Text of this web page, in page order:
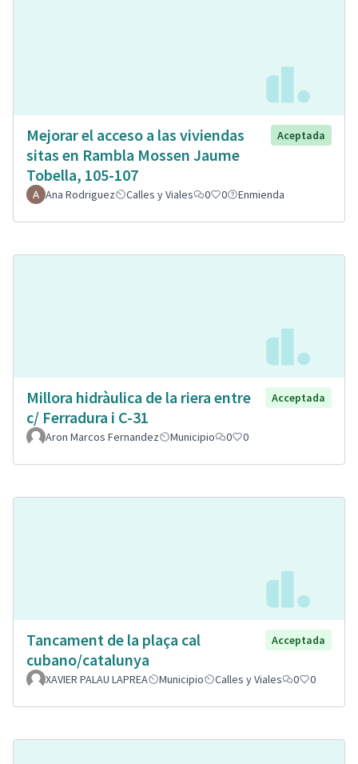
Mejorar el acceso a las viviendas
sitas en Rambla Mossen Jaume
Tobella, 105-107
Aceptada
Ana Rodriguez Calles y Viales 0 0 Enmienda
Millora hidràulica de la riera entre
c/ Ferradura i C-31
Acceptada
Aron Marcos Fernandez Municipio 0 0
Tancament de la plaça cal
cubano/catalunya
Acceptada
XAVIER PALAU LAPREA Municipio Calles y Viales 0 0